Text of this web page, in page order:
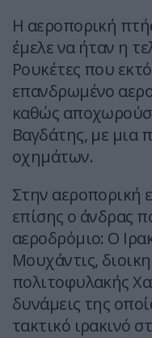
Η αεροπορική
έμελε να ήταν η
Ρουκέτες που
επανδρωμένο
καθώς
Βαγδάτης, με μια
οχημάτων.
Στην αεροπορική
επίσης ο άνδρας
αεροδρόμιο: Ο
Μουχάντις,
πολιτοφυλακής
δυνάμεις της
τακτικό ιρακινό